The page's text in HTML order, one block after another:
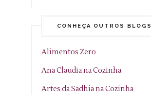
CONHEÇA OUTROS BLOGS
Alimentos Zero
Ana Claudia na Cozinha
Artes da Sadhia na Cozinha